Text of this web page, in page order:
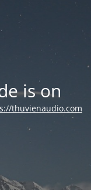
is on
thuvienaudio.com